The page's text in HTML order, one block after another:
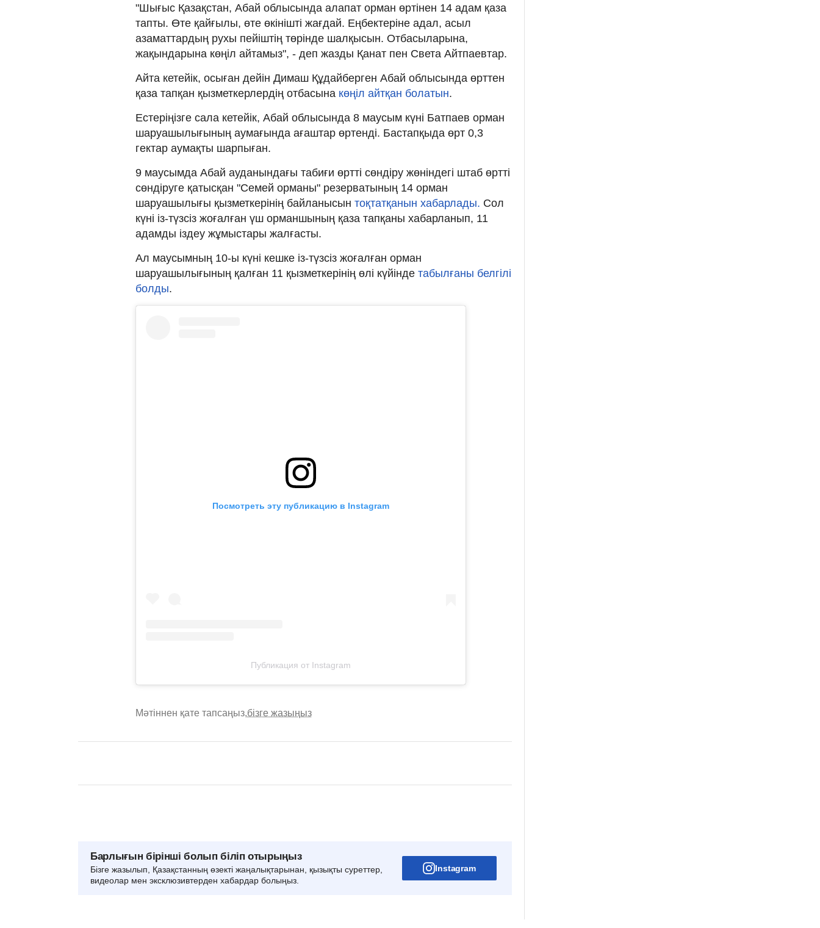
"Шығыс Қазақстан, Абай облысында алапат орман өртінен 14 адам қаза
тапты. Өте қайғылы, өте өкінішті жағдай. Еңбектеріне адал, асыл
азаматтардың рухы пейіштің төрінде шалқысын. Отбасыларына,
жақындарына көңіл айтамыз", - деп жазды Қанат пен Света Айтпаевтар.
Айта кетейік, осыған дейін Димаш Құдайберген Абай облысында өрттен
қаза тапқан қызметкерлердің отбасына көңіл айтқан болатын.
Естеріңізге сала кетейік, Абай облысында 8 маусым күні Батпаев орман
шаруашылығының аумағында ағаштар өртенді. Бастапқыда өрт 0,3
гектар аумақты шарпыған.
9 маусымда Абай ауданындағы табиғи өртті сөндіру жөніндегі штаб өртті
сөндіруге қатысқан "Семей орманы" резерватының 14 орман
шаруашылығы қызметкерінің байланысын тоқтатқанын хабарлады. Сол
күні із-түзсіз жоғалған үш орманшының қаза тапқаны хабарланып, 11
адамды іздеу жұмыстары жалғасты.
Ал маусымның 10-ы күні кешке із-түзсіз жоғалған орман
шаруашылығының қалған 11 қызметкерінің өлі күйінде табылғаны белгілі
болды.
Посмотреть эту публикацию в Instagram
Публикация от Instagram
Мәтіннен қате тапсаңыз,бізге жазыңыз
Барлығын бірінші болып біліп отырыңыз
Бізге жазылып, Қазақстанның өзекті жаңалықтарынан, қызықты суреттер,
видеолар мен эксклюзивтерден хабардар болыңыз.
Instagram